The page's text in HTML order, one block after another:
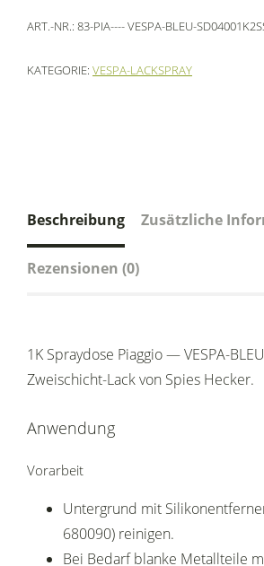
ART.-NR.: 83-PIA---- VESPA-BLEU-
KATEGORIE: VESPA-LACKSPRAY
Beschreibung Zusätzliche
Rezensionen (0)
1K Spraydose Piaggio — VESPA-
Zweischicht-Lack von Spies Hecker.
Anwendung
Vorarbeit
Untergrund mit
680090) reinigen.
Bei Bedarf blanke Metallteile